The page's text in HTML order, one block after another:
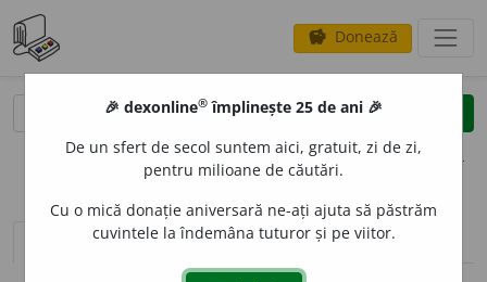
savings Donează
clear
opțiuni
definiții (1) pronunțievolume_up (50)
🎉 dexonline® împlinește 25 de ani 🎉
De un sfert de secol suntem aici, gratuit, zi de zi,
pentru milioane de căutări.
Cu o mică donație aniversară ne-ați ajuta să păstrăm
cuvintele la îndemâna tuturor și pe viitor.